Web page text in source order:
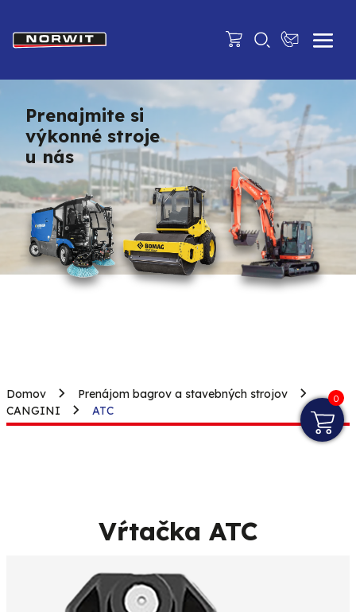
0
Prenajmite si
výkonné stroje
u nás
Domov
Prenájom bagrov a stavebných strojov
CANGINI
ATC
Vŕtačka ATC